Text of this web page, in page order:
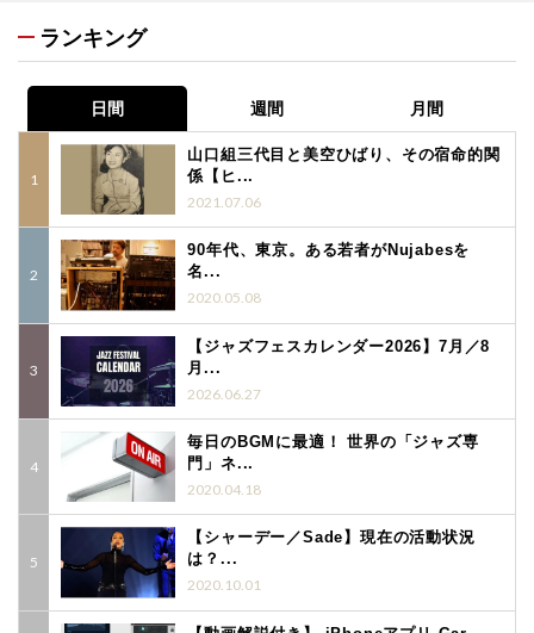
ランキング
日間 週間 月間
山口組三代目と美空ひばり、その宿命的関
係【ヒ...
2021.07.06
90年代、東京。ある若者がNujabesを
名...
2020.05.08
【ジャズフェスカレンダー2026】7月／8
月...
2026.06.27
毎日のBGMに最適！ 世界の「ジャズ専
門」ネ...
2020.04.18
【シャーデー／Sade】現在の活動状況
は？...
2020.10.01